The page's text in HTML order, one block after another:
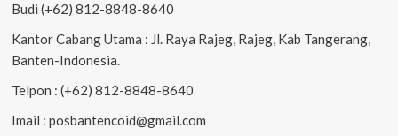
Budi (+62) 812-8848-8640
Kantor Cabang Utama : Jl. Raya Rajeg, Rajeg, Kab Tangerang,
Banten-Indonesia.
Telpon : (+62) 812-8848-8640
Imail : posbantencoid@gmail.com